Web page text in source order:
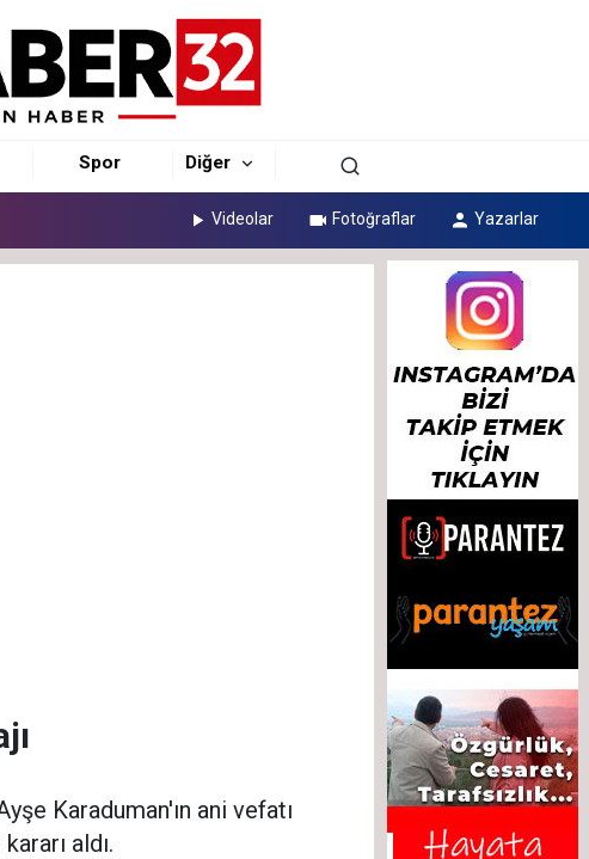
Spor Diğer
Videolar Fotoğraflar Yazarlar
Karaduman'ın ani vefatı
aldı.